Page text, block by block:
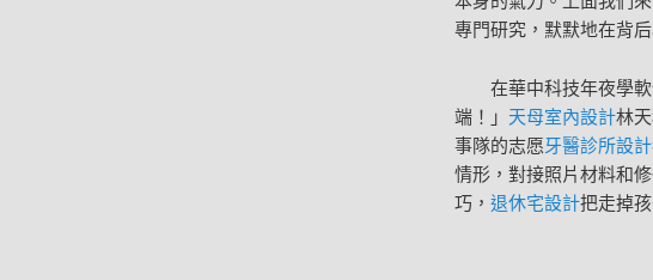
專門研究，默默地在背
在華中科技年夜學
端！」 天母室內設計林
事隊的志愿牙醫診所設計
情形，對接照片材料和
巧， 退休宅設計把走掉